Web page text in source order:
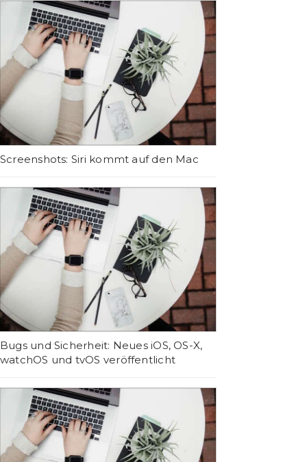
Screenshots: Siri kommt auf den Mac
Bugs und Sicherheit: Neues iOS, OS-X,
watchOS und tvOS veröffentlicht